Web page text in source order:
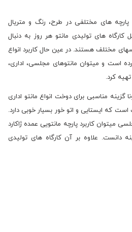
پارچه های مختلفی در طرح، رنگ و متریال
های تولیدی مانتو هر روز به دنبال
مختلف هستند. در عین حال کاربرد انواع
است و میتوان مانتوهای مجلسی، اداری،
کرد.
گزینه مناسبی برای دوخت انواع مانتو اداری
که ایستایی و اتو خور بسیار خوبی دارد.
میتوان کاربرد پارچه مانتویی عمده ژاکارد
دانست. علاوه بر آن کارگاه های تولیدی